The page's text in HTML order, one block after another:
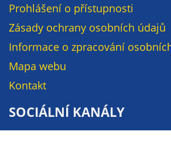
Prohlášení o přístupnosti
Zásady ochrany osobních údajů
Informace o zpracování
Mapa webu
Kontakt
SOCIÁLNÍ KANÁLY